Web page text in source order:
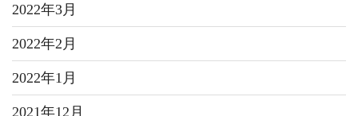
2022年3月
2022年2月
2022年1月
2021年12月